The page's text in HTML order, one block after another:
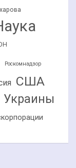
Роскомнадзор
США
Украины